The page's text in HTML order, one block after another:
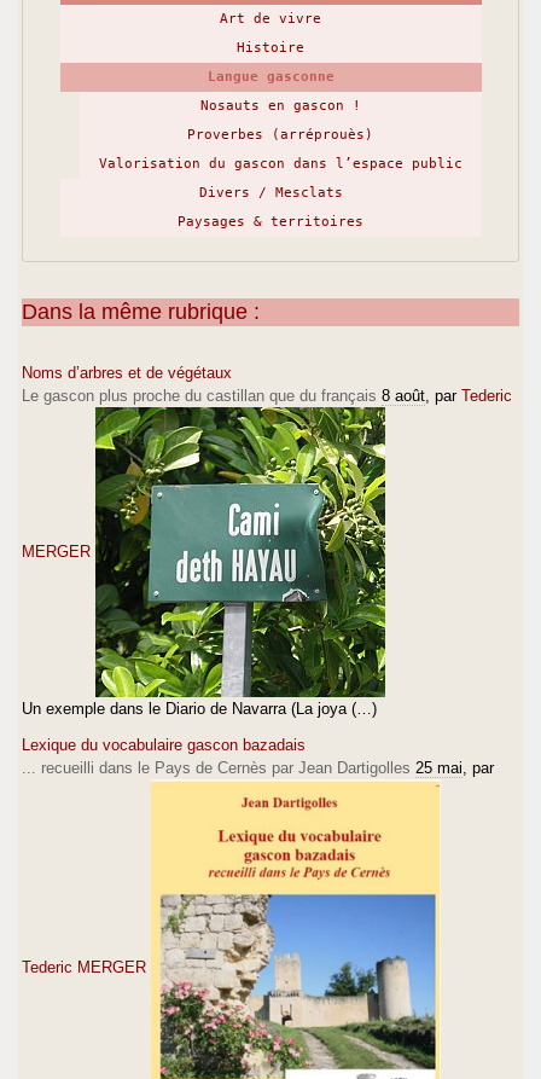
Art de vivre
Histoire
Langue gasconne
Nosauts en gascon !
Proverbes (arréprouès)
Valorisation du gascon dans l’espace public
Divers / Mesclats
Paysages & territoires
Dans la même rubrique :
Noms d’arbres et de végétaux
Le gascon plus proche du castillan que du français 8 août , par Tederic
MERGER
Un exemple dans le Diario de Navarra (La joya (…)
Lexique du vocabulaire gascon bazadais
... recueilli dans le Pays de Cernès par Jean Dartigolles 25 mai , par
Tederic MERGER